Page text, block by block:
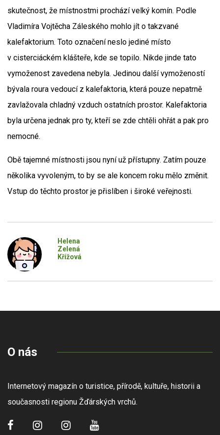
skutečnost, že místnostmi prochází velký komín. Podle
Vladimíra Vojtěcha Záleského mohlo jít o takzvané
kalefaktorium. Toto označení neslo jediné místo
v cisterciáckém klášteře, kde se topilo. Nikde jinde tato
vymoženost zavedena nebyla. Jedinou další vymožeností
bývala roura vedoucí z kalefaktoria, která pouze nepatrně
zavlažovala chladný vzduch ostatních prostor. Kalefaktoria
byla určena jednak pro ty, kteří se zde chtěli ohřát a pak pro
nemocné.
Obě tajemné místnosti jsou nyní už přístupny. Zatím pouze
několika vyvoleným, to by se ale koncem roku mělo změnit.
Vstup do těchto prostor je přislíben i široké veřejnosti.
Helena
Zelená
Křížová
O nás
Internetový magazín o turistice, přírodě, kultuře, historii a
současnosti regionu Žďárských vrchů.